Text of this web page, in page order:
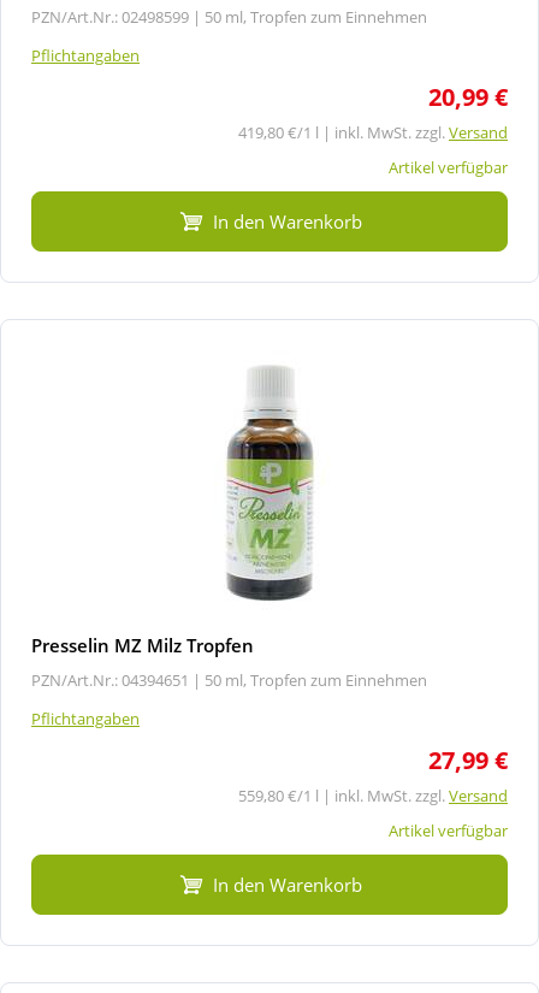
PZN/Art.Nr.: 02498599 | 50 ml, Tropfen zum Einnehmen
Pflichtangaben
20,99 €
419,80 €/1 l | inkl. MwSt. zzgl.Versand
Artikel verfügbar
In den Warenkorb
Presselin MZ Milz Tropfen
PZN/Art.Nr.: 04394651 | 50 ml, Tropfen zum Einnehmen
Pflichtangaben
27,99 €
559,80 €/1 l | inkl. MwSt. zzgl.Versand
Artikel verfügbar
In den Warenkorb